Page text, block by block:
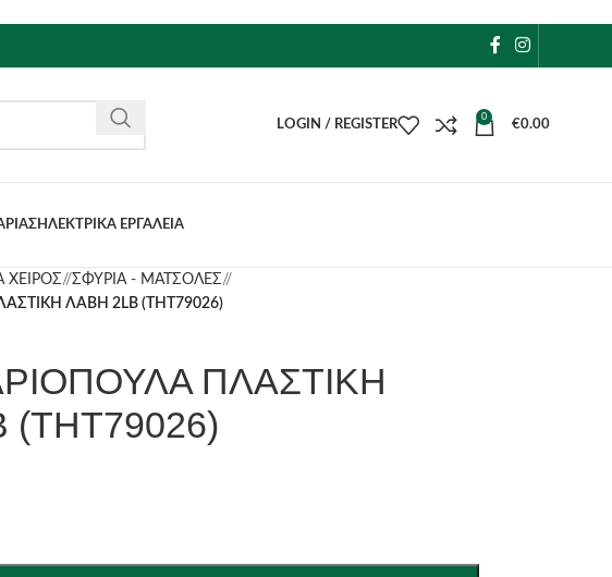
LOGIN / REGISTER
0
€0.00
ΗΛΕΚΤΡΙΚΑ ΕΡΓΑΛΕΙΑ
ΧΕΙΡΟΣ/ ΣΦΥΡΙΑ - ΜΑΤΣΟΛΕΣ/
ΛΑΒΗ 2LB (THT79026)
ΠΛΑΣΤΙΚΗ